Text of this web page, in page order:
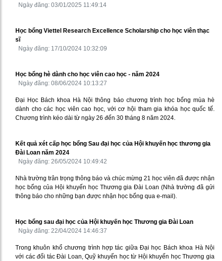
Ngày đăng: 03/01/2025 11:49:14
Học bổng Viettel Research Excellence Scholarship cho học viên thạc
sĩ
Ngày đăng: 17/10/2024 10:32:09
Học bổng hè dành cho học viên cao học - năm 2024
Ngày đăng: 08/06/2024 10:13:27
Đại Học Bách khoa Hà Nội thông báo chương trình học bổng mùa hè
dành cho các học viên cao học, với cơ hội tham gia khóa học quốc tế.
Chương trình kéo dài từ ngày 26 đến 30 tháng 8 năm 2024.
Kết quả xét cấp học bổng Sau đại học của Hội khuyến học thương gia
Đài Loan năm 2024
Ngày đăng: 26/05/2024 10:49:42
Nhà trường trân trọng thông báo và chúc mừng 21 học viên đã được nhận
học bổng của Hội khuyến học Thương gia Đài Loan (Nhà trường đã gửi
thông báo cho những bạn được nhận học bổng qua e-mail).
Học bổng sau đại học của Hội khuyến học Thương gia Đài Loan
Ngày đăng: 22/04/2024 14:46:37
Trong khuôn khổ chương trình hợp tác giữa Đại học Bách khoa Hà Nội
với các đối tác Đài Loan, Quỹ khuyến học từ Hội khuyến học Thương gia